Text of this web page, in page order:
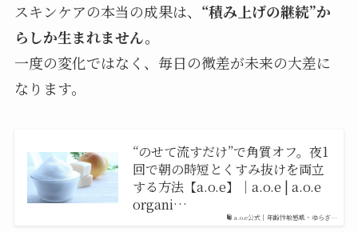
スキンケアの本当の成果は、 “積み上げの継続”か
らしか生まれません。
一度の変化ではなく、毎日の微差が未来の大差に
なります。
a.o.e公式｜年齢性敏感肌・ゆらぎ…
“のせて流すだけ”で角質オフ。夜1
回で朝の時短とくすみ抜けを両立
する方法【a.o.e】｜a.o.e | a.o.e
organi…